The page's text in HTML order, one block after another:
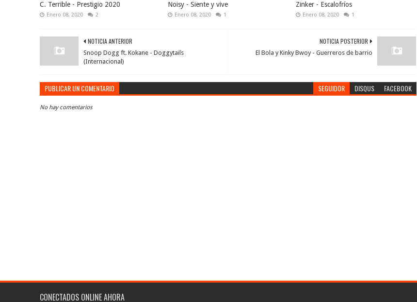
C. Terrible - Prestigio 2020
Enero 08, 2020 2
Noisy - Siente y vive
Enero 08, 2020 1
Zinker - Escalofríos
Enero 08, 2020 1
NOTICIA POSTERIOR
El Bola y Kinky Bwoy - Guerreros de barrio
NOTICIA ANTERIOR
Snoop Dogg ft. Kokane - Doggytails
(Internacional)
PUBLICAR UN COMENTARIO SEGUIDOR DISQUS FACEBOOK
No hay comentarios
CONECTADOS ONLINE AHORA